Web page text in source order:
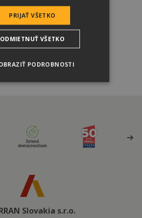
VYHĽADÁVANIA
Slovakia s.r.o.
PRIJAŤ VŠETKO
ODMIETNUŤ VŠETKO
PODROBNOSTI